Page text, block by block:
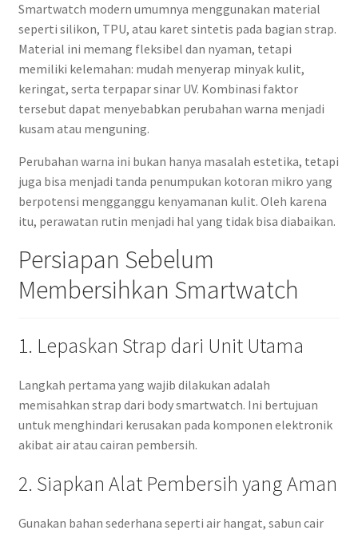
Smartwatch modern umumnya menggunakan material
seperti silikon, TPU, atau karet sintetis pada bagian strap.
Material ini memang fleksibel dan nyaman, tetapi
memiliki kelemahan: mudah menyerap minyak kulit,
keringat, serta terpapar sinar UV. Kombinasi faktor
tersebut dapat menyebabkan perubahan warna menjadi
kusam atau menguning.
Perubahan warna ini bukan hanya masalah estetika, tetapi
juga bisa menjadi tanda penumpukan kotoran mikro yang
berpotensi mengganggu kenyamanan kulit. Oleh karena
itu, perawatan rutin menjadi hal yang tidak bisa diabaikan.
Persiapan Sebelum
Membersihkan Smartwatch
1. Lepaskan Strap dari Unit Utama
Langkah pertama yang wajib dilakukan adalah
memisahkan strap dari body smartwatch. Ini bertujuan
untuk menghindari kerusakan pada komponen elektronik
akibat air atau cairan pembersih.
2. Siapkan Alat Pembersih yang Aman
Gunakan bahan sederhana seperti air hangat, sabun cair